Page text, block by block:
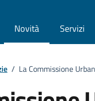
Novità Servizi
/ La Commissione